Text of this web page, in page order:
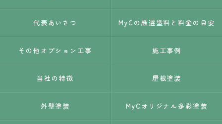
代表あいさつ MyCの厳選塗料と料金の目安
その他オプション工事 施工事例
当社の特徴 屋根塗装
外壁塗装 MyCオリジナル多彩塗装